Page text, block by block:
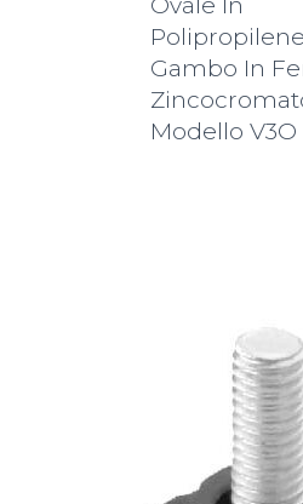
Ovale In
Gambo In
Modello V3O